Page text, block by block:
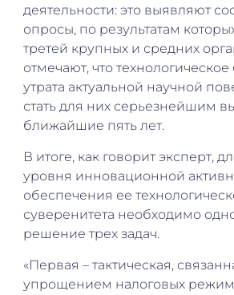
деятельности: это выявляют
опросы, по результатам
третей крупных и средних
отмечают, что технологическое
утрата актуальной научной
стать для них серьезнейшим
ближайшие пять лет.
В итоге, как говорит эксперт,
уровня инновационной
обеспечения ее
суверенитета необходимо
решение трех задач.
«Первая – тактическая,
упрощением налоговых